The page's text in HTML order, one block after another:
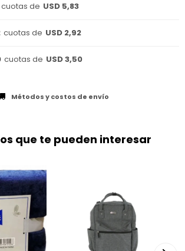
cuotas de USD 5,83
cuotas de USD 2,92
cuotas de USD 3,50
Métodos y costos de envío
que te pueden interesar